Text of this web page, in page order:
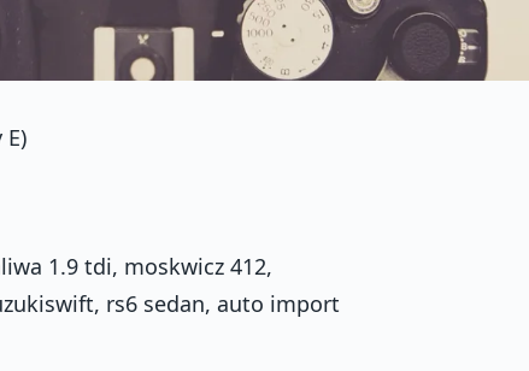
1.9 tdi, moskwicz 412,
rs6 sedan, auto import